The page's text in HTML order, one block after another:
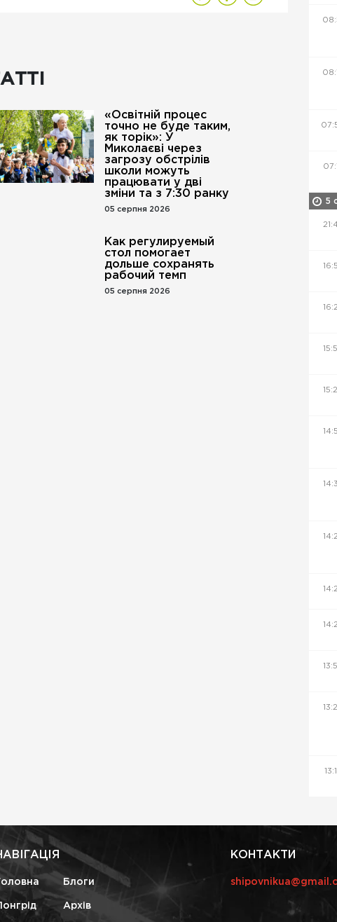
«Освітній процес
точно не буде таким,
як торік»: У
Миколаєві через
загрозу обстрілів
школи можуть
працювати у дві
зміни та з 7:30 ранку
05 серпня 2026
Как регулируемый
стол помогает
дольше сохранять
рабочий темп
05 серпня 2026
5
Блоги
Архів
КОНТАКТИ